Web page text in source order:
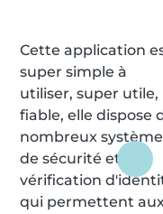
Cette application
super simple à
utiliser, super utile,
fiable, elle dispose
nombreux
de sécurité et de
vérification
qui permettent